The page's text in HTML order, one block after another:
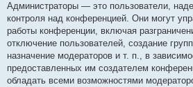
Администраторы — это пользователи,
контроля над конференцией. Они могут
работы конференции, включая
отключение пользователей, создание
назначение модераторов и т. п., в
предоставленных им создателем
обладать всеми возможностями